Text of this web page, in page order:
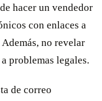
hacer un vendedor
con enlaces a
no revelar
problemas legales.
de correo